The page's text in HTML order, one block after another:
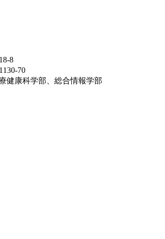
8
70
健康科学部、総合情報学部